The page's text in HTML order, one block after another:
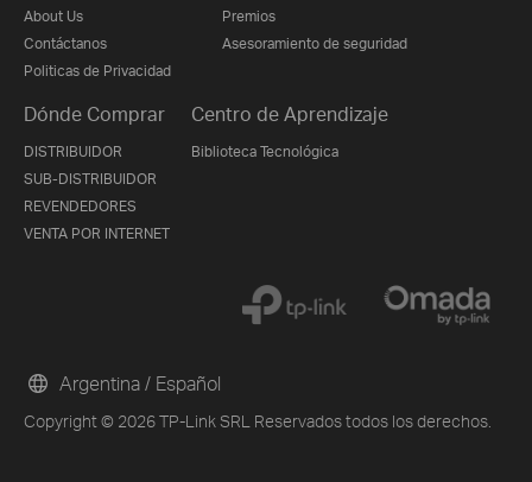
About Us
Contáctanos
Politicas de Privacidad
Premios
Asesoramiento de seguridad
Dónde Comprar
DISTRIBUIDOR
SUB-DISTRIBUIDOR
REVENDEDORES
VENTA POR INTERNET
Centro de Aprendizaje
Biblioteca Tecnológica
Copyright © 2026 TP-Link SRL Reservados todos los derechos.
Argentina / Español